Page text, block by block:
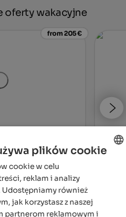
oferty wakacyjne
from 205 €
fabulous spa area at the foot
To the hotel
plików cookie
cookie w celu
reklam i analizy
Udostępniamy również
jak korzystasz z naszej
partnerom reklamowym i